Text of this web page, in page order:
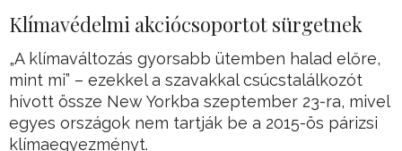
Klímavédelmi akciócsoportot sürgetnek
„A klímaváltozás gyorsabb ütemben halad előre,
mint mi” – ezekkel a szavakkal csúcstalálkozót
hívott össze New Yorkba szeptember 23-ra, mivel
egyes országok nem tartják be a 2015-ös párizsi
klímaegyezményt.